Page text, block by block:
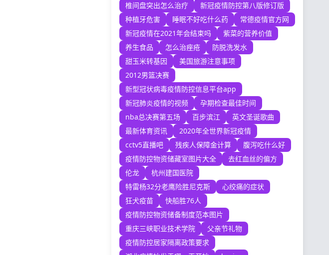
椎间盘突出怎么治疗
新冠疫情防控第八版修订版
种植牙危害
睡眠不好吃什么药
常德疫情官方网
新冠疫情在2021年会结束吗
紫菜的营养价值
养生食品
怎么治痤疮
防脱洗发水
甜玉米转基因
美国旅游注意事项
2012男篮决赛
新型冠状病毒疫情防控信息平台app
新冠肺炎疫情的视频
孕期检查最佳时间
nba总决赛第五场
百步滨江
英文圣诞歌曲
最新体育资讯
2020年全世界新冠疫情
cctv5直播吧
残疾人保障金计算
腹泻吃什么好
疫情防控物资储藏室图片大全
去红血丝的偏方
伦龙
杭州建国医院
特雷杨32分老鹰险胜尼克斯
心绞痛的症状
狂犬疫苗
快船胜76人
疫情防控物资储备制度范本图片
重庆三峡职业技术学院
父亲节礼物
疫情防控居家隔离政策要求